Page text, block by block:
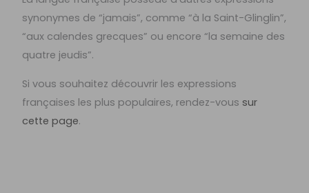
synonymes de “jamais”, comme “à la Saint-Glinglin”,
“aux calendes grecques” ou encore “la semaine des
quatre jeudis”.
Si vous souhaitez découvrir les expressions
françaises les plus populaires, rendez-vous sur
cette page.